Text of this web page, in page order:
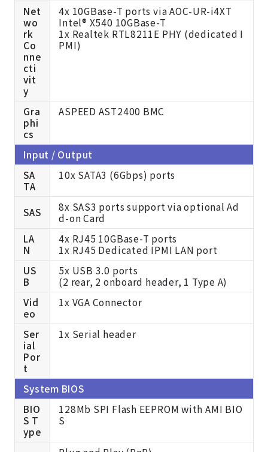
Net
wo
rk
Co
nne
cti
vit
y
4x 10GBase-T ports viaAOC-UR-i4XT
Intel® X540 10GBase-T
1x Realtek RTL8211E PHY (dedicated I
PMI)
Gra
phi
cs
ASPEED AST2400 BMC
Input / Output
SA
TA
10x SATA3 (6Gbps) ports
SAS
8x SAS3 ports support via optional Ad
d-on Card
LA
N
4x RJ45 10GBase-T ports
1x RJ45 Dedicated IPMI LAN port
US
B
5x USB 3.0 ports
(2 rear, 2 onboard header, 1 Type A)
Vid
eo
1x VGA Connector
Ser
ial
Por
t
1x Serial header
System BIOS
BIO
S T
ype
128Mb SPI Flash EEPROM with AMI BIO
S